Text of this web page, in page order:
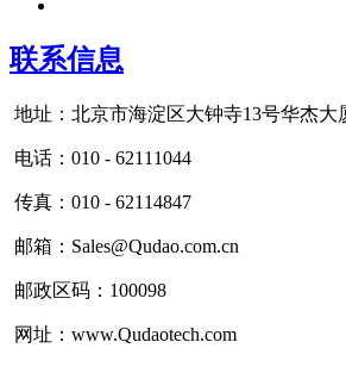
联系信息
地址：北京市海淀区大钟寺13号华杰大
电话：010 - 62111044
传真：010 - 62114847
邮箱：Sales@Qudao.com.cn
邮政区码：100098
网址：www.Qudaotech.com